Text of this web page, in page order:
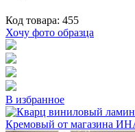
Код товара: 455
Хочу фото образца
В избранное